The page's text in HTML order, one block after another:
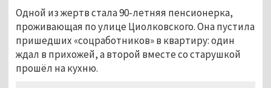
Одной из жертв стала 90-летняя пенсионерка,
проживающая по улице Циолковского. Она пустила
пришедших «соцработников» в квартиру: один
ждал в прихожей, а второй вместе со старушкой
прошёл на кухню.